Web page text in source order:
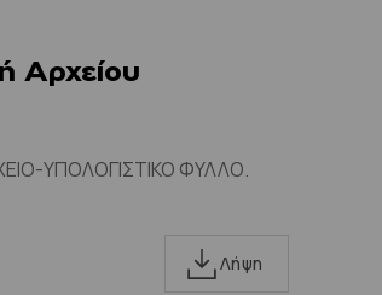
ΥΠΟΛΟΓΙΣΤΙΚΟ ΦΥΛΛΟ.
Λήψη